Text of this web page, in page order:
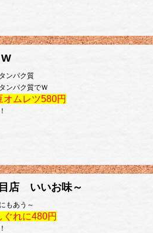
ンパク質
ンパク質でＷ
オムレツ580円
店 いいお味～
もあう～
ぐれに480円